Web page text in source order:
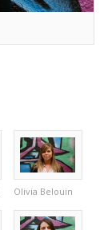
Olivia Belouin